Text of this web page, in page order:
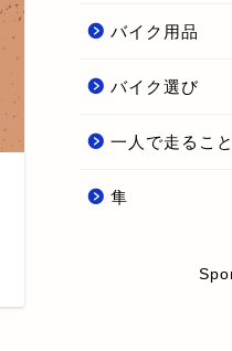
バイク用品
バイク選び
一人で走るこ
隼